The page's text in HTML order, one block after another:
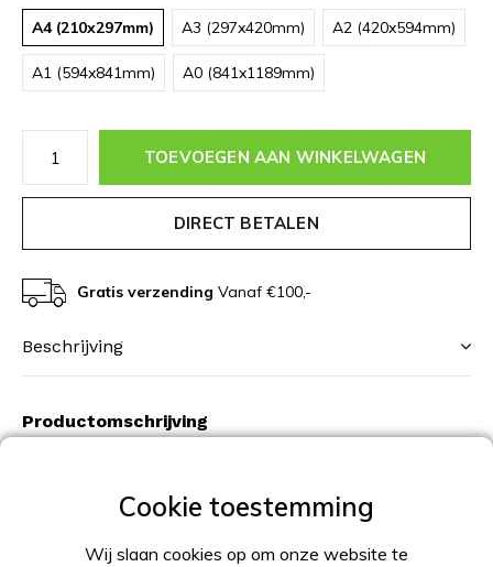
A4 (210x297mm) A3 (297x420mm) A2 (420x594mm)
A1 (594x841mm) A0 (841x1189mm)
TOEVOEGEN AAN WINKELWAGEN
DIRECT BETALEN
Gratis verzending Vanaf €100,-
Beschrijving
Productomschrijving
aluminium rand in houtlook met een anti-reflecterende
voorplaat zetten jouw poster in de spotlight. Wissel je
boodschap in een paar seconden en geniet van een
Wij slaan cookies op om onze website te